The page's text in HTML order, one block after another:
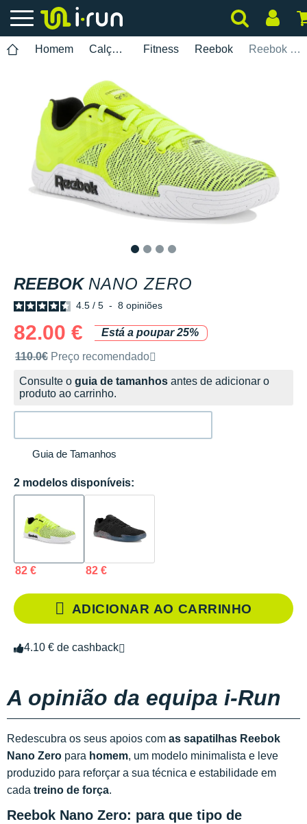
Homem Calçados Fitness Reebok Reebok Nano Zero
REEBOK NANO ZERO
4.5 / 5 - 8 opiniões
82.00 €
Está a poupar 25%
Preço de venda recomendado pela marca
110.0€ Preço recomendado
Consulte o guia de tamanhos antes de adicionar o
produto ao carrinho.
Guia de Tamanhos
2 modelos disponíveis:
82 € 82 €
ADICIONAR AO CARRINHO
4.10 € de cashback
A opinião da equipa i-Run
Redescubra os seus apoios com as sapatilhas Reebok
Nano Zero para homem, um modelo minimalista e leve
produzido para reforçar a sua técnica e estabilidade em
cada treino de força.
Reebok Nano Zero: para que tipo de